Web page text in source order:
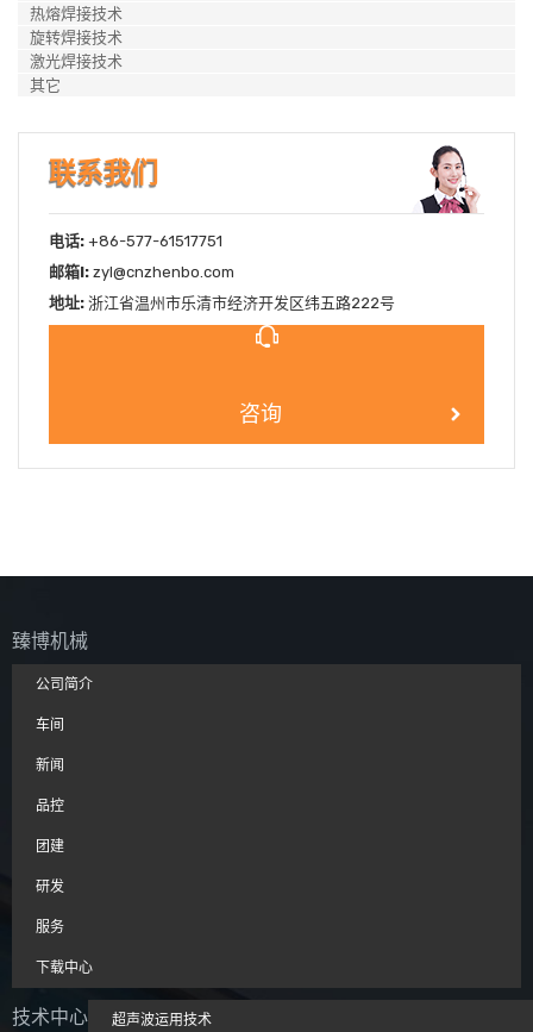
热熔焊接技术
旋转焊接技术
激光焊接技术
其它
联系我们
电话: +86-577-61517751
邮箱l: zyl@cnzhenbo.com
地址: 浙江省温州市乐清市经济开发区纬五路222号
咨询
臻博机械
公司简介
车间
新闻
品控
团建
研发
服务
下载中心
技术中心 超声波运用技术